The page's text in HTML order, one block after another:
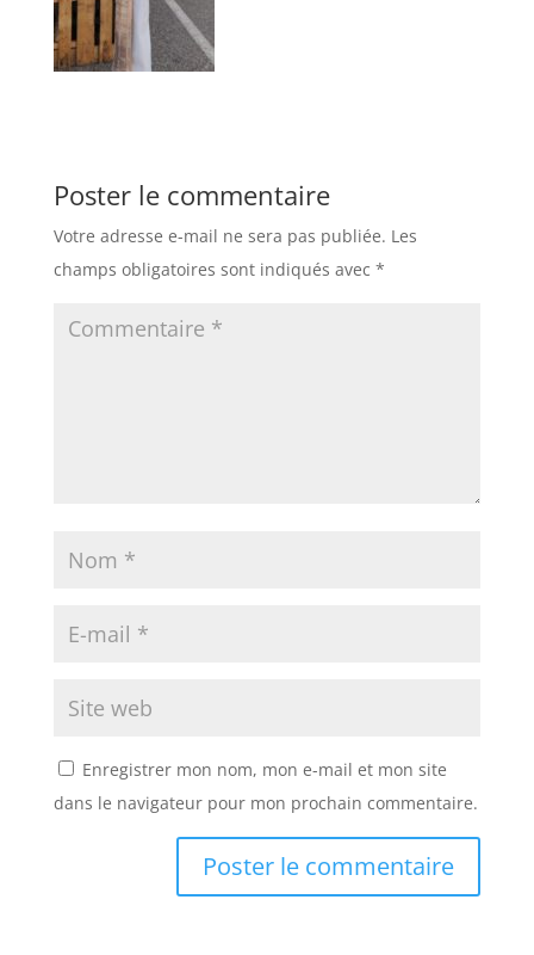
Poster le commentaire
Votre adresse e-mail ne sera pas publiée. Les
champs obligatoires sont indiqués avec *
Enregistrer mon nom, mon e-mail et mon site
dans le navigateur pour mon prochain commentaire.